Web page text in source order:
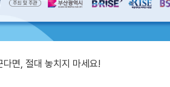
다면, 절대 놓치지 마세요!